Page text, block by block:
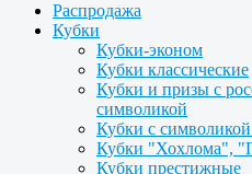
Распродажа
Кубки
Кубки-эконом
Кубки классические
Кубки и призы с
символикой
Кубки с
Кубки "Хохлома",
Кубки престижные